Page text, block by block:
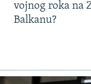
vojnog roka na
Balkanu?